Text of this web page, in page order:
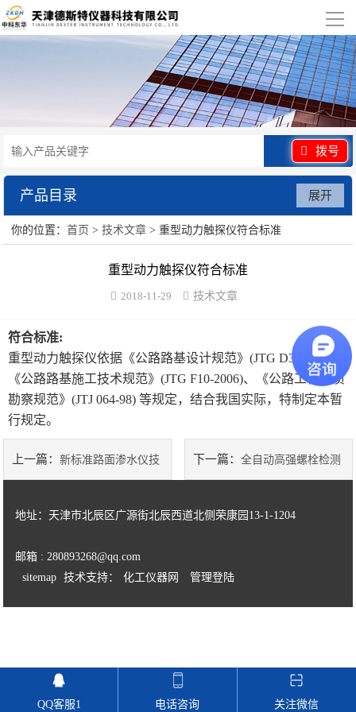
导
航
产品展示
行业应用
视频展示
拨号
产品目录
水泥砂浆类试验仪器
混凝土类检测设备
防水卷材类试验仪器
陶瓷砖系列
土工类试验仪器
建筑节能类试验仪器
展开
你的位置：首页 >技术文章 > 重型动力触探仪符合标准
重型动力触探仪符合标准
2018-11-29 技术文章
符合标准:
重型动力触探仪依据《公路路基设计规范》(JTG D30-2004)、
《公路路基施工技术规范》(JTG F10-2006)、《公路工程地质
勘察规范》(JTJ 064-98) 等规定，结合我国实际，特制定本暂
行规定。
上一篇：新标准路面渗水仪技 下一篇： 全自动高强螺栓检测
地址：天津市北辰区广源街北辰西道北侧荣康园13-1-1204
邮箱 : 280893268@qq.com
sitemap
技术支持： 化工仪器网 管理登陆
QQ客服1 电话咨询 关注微信